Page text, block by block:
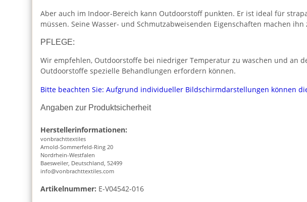
Aber auch im Indoor-Bereich kann Outdoorstoff punkten. Er ist ideal für
müssen. Seine Wasser- und Schmutzabweisenden Eigenschaften machen
PFLEGE:
Wir empfehlen, Outdoorstoffe bei niedriger Temperatur zu waschen und an
Outdoorstoffe spezielle Behandlungen erfordern können.
Bitte beachten Sie: Aufgrund individueller Bildschirmdarstellungen können
Angaben zur Produktsicherheit
Herstellerinformationen:
vonbrachttextiles
Arnold-Sommerfeld-Ring 20
Nordrhein-Westfalen
Baesweiler, Deutschland, 52499
info@vonbrachttextiles.com
Artikelnummer: E-V04542-016